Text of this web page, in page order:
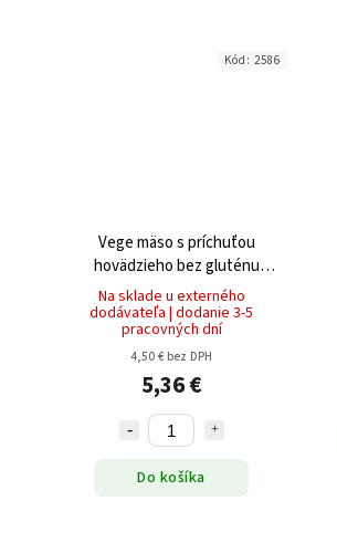
Vege mäso s príchuťou
hovädzieho bez gluténu
(2x50g) 100g
Na sklade u externého
dodávateľa | dodanie 3-5
pracovných dní
4,50 € bez DPH
5,36 €
Do košíka
Kód: 2586